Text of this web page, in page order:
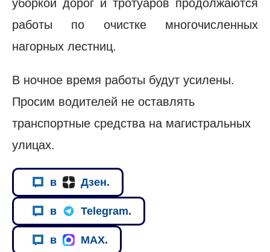
уборкой дорог и тротуаров продолжаются
работы по очистке многочисленных
нагорных лестниц.
В ночное время работы будут усилены.
Просим водителей не оставлять
транспортные средства на магистральных
улицах.
в Дзен.
в Telegram.
в MAX.